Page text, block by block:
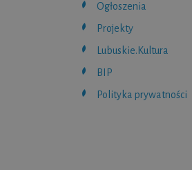
Ogłoszenia
Projekty
Lubuskie.Kultura
BIP
Polityka prywatności